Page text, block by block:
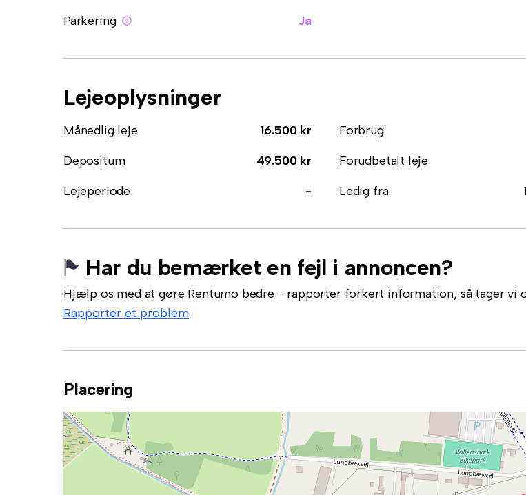
Parkering
Ja
Lejeoplysninger
Månedlig leje 16.500 kr Forbrug
Depositum
49.500 kr Forudbetalt leje
Lejeperiode
- Ledig fra
Har du bemærket en fejl i annoncen?
Hjælp os med at gøre Rentumo bedre - rapporter forkert information, så tager vi
Rapporter et problem
Placering